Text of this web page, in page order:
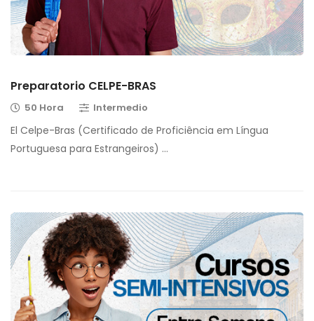
Preparatorio CELPE-BRAS
50 Hora Intermedio
El Celpe-Bras (Certificado de Proficiência em Língua
Portuguesa para Estrangeiros) …